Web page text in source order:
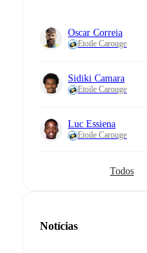
Oscar Correia
Etoile Carouge
Sidiki Camara
Etoile Carouge
Luc Essiena
Etoile Carouge
Todos
Notícias